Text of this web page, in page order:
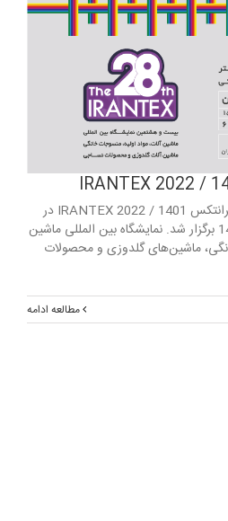
بیست و هشتمین نمایشگاه ایرانتکس 1401 / IRANTEX 2022 در
تاریخ 29 مهر تا 2 آبان ماه 1401 برگزار شد. نمایشگاه بین المللی ماشین
ماشین‌های گلدوزی و محصولات
مطالعه ادامه